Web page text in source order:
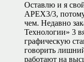
Оставлю и я
АРЕХ3/3, потому
чем. Недавно
Технологии» 3
графическую
говорить
работают на